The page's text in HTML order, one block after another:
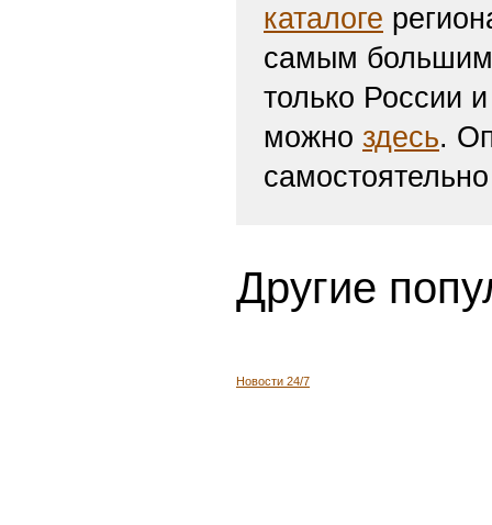
каталоге
самым большим
только России
можно здесь.
Другие
Новости 24/7